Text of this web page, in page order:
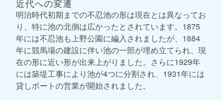
近代への変遷
明治時代初期までの不忍池の形は現在とは異なってお
り、特に池の北側は広かったとされています。1875
年には不忍池も上野公園に編入されましたが、1884
年に競馬場の建設に伴い池の一部が埋め立てられ、現
在の形に近い形が出来上がりました。さらに1929年
には築堤工事により池が4つに分割され、1931年には
貸しボートの営業が開始されました。